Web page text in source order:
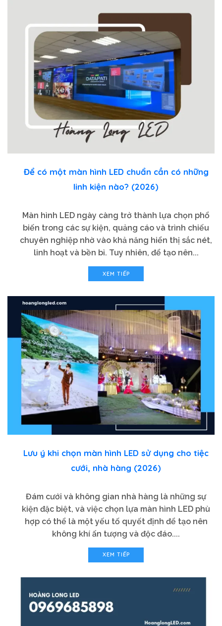
Để có một màn hình LED chuẩn cần có những
linh kiện nào? (2026)
Màn hình LED ngày càng trở thành lựa chọn phổ
biến trong các sự kiện, quảng cáo và trình chiếu
chuyên nghiệp nhờ vào khả năng hiển thị sắc nét,
linh hoạt và bền bỉ. Tuy nhiên, để tạo nên...
XEM TIẾP
Lưu ý khi chọn màn hình LED sử dụng cho tiệc
cưới, nhà hàng (2026)
Đám cưới và không gian nhà hàng là những sự
kiện đặc biệt, và việc chọn lựa màn hình LED phù
hợp có thể là một yếu tố quyết định để tạo nên
không khí ấn tượng và độc đáo....
XEM TIẾP